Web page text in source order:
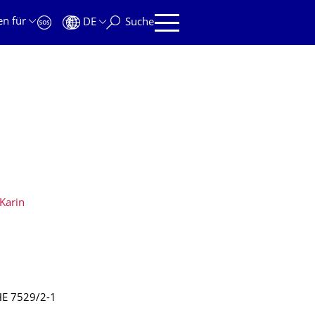
für
DE Suche
7529/2-1